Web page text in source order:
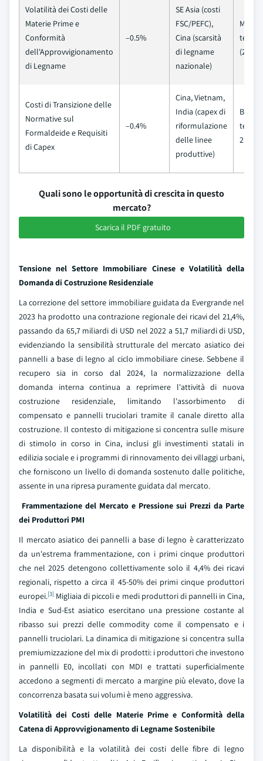
Volatilità dei Costi delle
Materie Prime e
Conformità
dell'Approvvigionamento
di Legname
–0.5%
SE Asia (costi
FSC/PEFC),
Cina (scarsità
di legname
nazionale)
Medio
(2–4
Costi di Transizione delle
Normative sul
Formaldeide e Requisiti
di Capex
–0.4%
Cina, Vietnam,
India (capex di
riformulazione
delle linee
produttive)
Breve
2 anni)
Quali sono le opportunità di crescita in questo
mercato?
Scarica il PDF gratuito
Tensione nel Settore Immobiliare Cinese e Volatilità della
Domanda di Costruzione Residenziale
La correzione del settore immobiliare guidata da Evergrande nel
2023 ha prodotto una contrazione regionale dei ricavi del 21,4%,
passando da 65,7 miliardi di USD nel 2022 a 51,7 miliardi di USD,
evidenziando la sensibilità strutturale del mercato asiatico dei
pannelli a base di legno al ciclo immobiliare cinese. Sebbene il
recupero sia in corso dal 2024, la normalizzazione della
domanda interna continua a reprimere l'attività di nuova
costruzione residenziale, limitando l'assorbimento di
compensato e pannelli truciolari tramite il canale diretto alla
costruzione. Il contesto di mitigazione si concentra sulle misure
di stimolo in corso in Cina, inclusi gli investimenti statali in
edilizia sociale e i programmi di rinnovamento dei villaggi urbani,
che forniscono un livello di domanda sostenuto dalle politiche,
assente in una ripresa puramente guidata dal mercato.
Frammentazione del Mercato e Pressione sui Prezzi da Parte
dei Produttori PMI
Il mercato asiatico dei pannelli a base di legno è caratterizzato
da un'estrema frammentazione, con i primi cinque produttori
che nel 2025 detengono collettivamente solo il 4,4% dei ricavi
regionali, rispetto a circa il 45-50% dei primi cinque produttori
europei.[3] Migliaia di piccoli e medi produttori di pannelli in Cina,
India e Sud-Est asiatico esercitano una pressione costante al
ribasso sui prezzi delle commodity come il compensato e i
pannelli truciolari. La dinamica di mitigazione si concentra sulla
premiumizzazione del mix di prodotti: i produttori che investono
in pannelli E0, incollati con MDI e trattati superficialmente
accedono a segmenti di mercato a margine più elevato, dove la
concorrenza basata sui volumi è meno aggressiva.
Volatilità dei Costi delle Materie Prime e Conformità della
Catena di Approvvigionamento di Legname Sostenibile
La disponibilità e la volatilità dei costi delle fibre di legno